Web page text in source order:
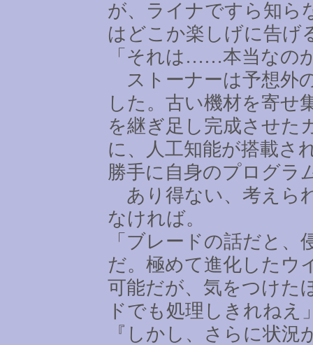
が、ライナですら知ら
はどこか楽しげに告げ
「それは ……本当なの
ストーナーは予想外
した。古い機材を寄せ
を継ぎ足し完成させた
に、人工知能が搭載さ
勝手に自身のプログラ
あり得ない、考えら
なければ。
「ブレードの話だと
だ。極めて進化したウ
可能だが、気をつけた
ドでも処理しきれねえ
『しかし、さらに状